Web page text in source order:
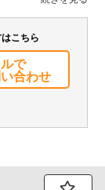
（保証書）
こちら
で
合わせ